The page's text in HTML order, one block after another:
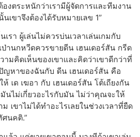
งตระหนักว่าเรามีผู้จัดการและทีมงาน
เขาจึงต้องได้รับหมายเลข 1”
รา ผู้เล่นไม่ควรบ่นเวลาเล่นเกมกับ
ป่านกหวีดควรขายดีน เฮนเดอร์สัน กรีด
วามคิดเห็นของเขาและคิดว่าเขาดีกว่าที่
ญหาของฉันกับ ดีน เฮนเดอร์สัน คือ
เด เฆอา กับ เฮนเดอร์สัน โต้เถียงกัน
นไม่เกี่ยวอะไรกับมัน ไม่ว่าคุณจะให้
เขาไม่ได้ทำอะไรเลยในช่วงเวลาที่ยืด
ศนคติ.”